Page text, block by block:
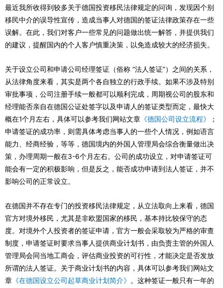
最近我所收得到较多关于德国投资移民法律规定的问询，发现因个别
移民中介的误导性宣传，造成当事人对德国的签证法律政策存在一些
误解。在此，我们对客户一些常见的问题做出统一解答，并提供我们
的建议，提醒国内的个人客户慎重决策，以免造成较大的经济损失。
关于设立公司和申请公司经理签证（俗称 “法人签证”）之间的关系，
从法律角度来看，其实是两个各自独立的行政手续。如果不涉及特别
审批事项，公司注册手续一般都可以顺利完成，周期视公司的股东和
经理能否亲自在德国公证处签字以及申请人的签证类型而定，最快大
概在1个月左右，具体可以参考我们网站文章 《德国公司设立流程》
；
申请签证的成功率，则需具体考虑当事人的一些个人情况，例如语言
能力、经商经验，等等，德国境内的外国人管理局会综合衡量做出决
策，办理周期一般在3-6个月左右。公司的成功设立，对申请签证可
能会有一定的积极影响，但是反之，能否成功申请到法人签证，并不
影响公司的正常设立。
在德国并不存在专门的投资移民法律规定，从立法取向上来看，德国
官方对境外移民，尤其是非欧盟国家的移民，基本持比较保守的态
度。对境外个人投资者的签证申请，官方一般会采取较为严格的审查
制度，申请签证时要求当事人提供商业计划书，由负责主管的外国人
管理局会同当地工商会，评估商业投资的可行性，才能决定是否发放
所谓的法人签证。关于商业计划书的内容，具体可以参考我们网站文
章 《在德国设立公司起草商业计划简介》
。这种签证一般只有一年的